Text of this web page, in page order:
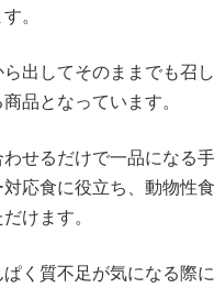
。
出してそのままでも召
品となっています。
せるだけで一品になる
応食に役立ち、動物性
けます。
く質不足が気になる際